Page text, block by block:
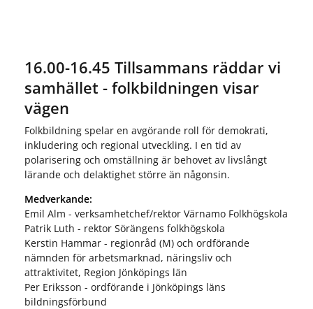
16.00-16.45 Tillsammans räddar vi
samhället - folkbildningen visar
vägen
Folkbildning spelar en avgörande roll för demokrati,
inkludering och regional utveckling. I en tid av
polarisering och omställning är behovet av livslångt
lärande och delaktighet större än någonsin.
Medverkande:
Emil Alm - verksamhetchef/rektor Värnamo Folkhögskola
Patrik Luth - rektor Sörängens folkhögskola
Kerstin Hammar - regionråd (M) och ordförande
nämnden för arbetsmarknad, näringsliv och
attraktivitet, Region Jönköpings län
Per Eriksson - ordförande i Jönköpings läns
bildningsförbund